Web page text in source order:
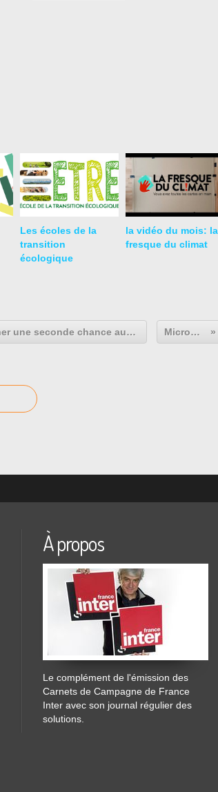
Les écoles de la
transition
écologique
la vidéo du mois: la
fresque du climat
Viltaïs à Moulins, le talent pour donner une seconde chance aux autres MicroDon
À propos
Le complément de l'émission des
Carnets de Campagne de France
Inter avec son journal régulier des
solutions.